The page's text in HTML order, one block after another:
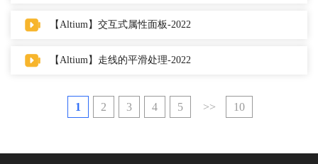
【Altium】交互式属性面板-2022
【Altium】走线的平滑处理-2022
1 2 3 4 5 >> 10